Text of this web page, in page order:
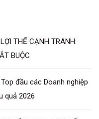
THẾ CẠNH TRANH:
BUỘC
đầu các Doanh nghiệp
quả 2026